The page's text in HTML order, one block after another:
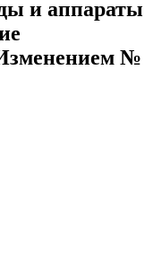
и аппараты
№